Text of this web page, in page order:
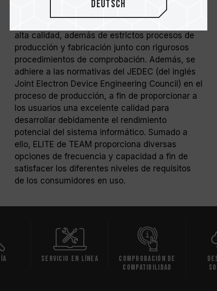
calidad coherente de TEAMGROUP e insiste en
alta calidad, además de estrictos procesos de
producción y fabricación junto con rigurosos
procedimientos de comprobación. Además, se
adhiere a las normativas del JEDEC (del inglés
Joint Electron Device Engineering Council) en el
proceso de producción, a fin de proporcionar a
los usuarios una excelente calidad para
desarrollar debidamente el rendimiento
potencial del sistema informático. Sumado a
ello, ELITE de TEAM proporciona diversas
opciones de frecuencia y capacidad a fin de
satisfacer los diferentes niveles de requisitos
de los consumidores en uso.
Servicio en línea
Comprobación de
compatibilidad
Deutsch